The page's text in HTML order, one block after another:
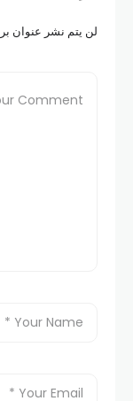
لن يتم نشر عنوان